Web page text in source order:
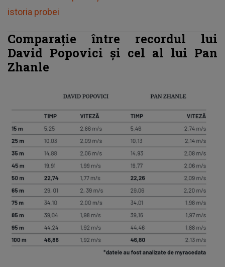
istoria probei
Comparație între recordul lui
David Popovici și cel al lui Pan
Zhanle